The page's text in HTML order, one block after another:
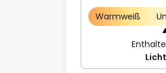
Warmweiß